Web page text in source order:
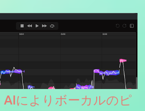
AIによりボーカルのピ